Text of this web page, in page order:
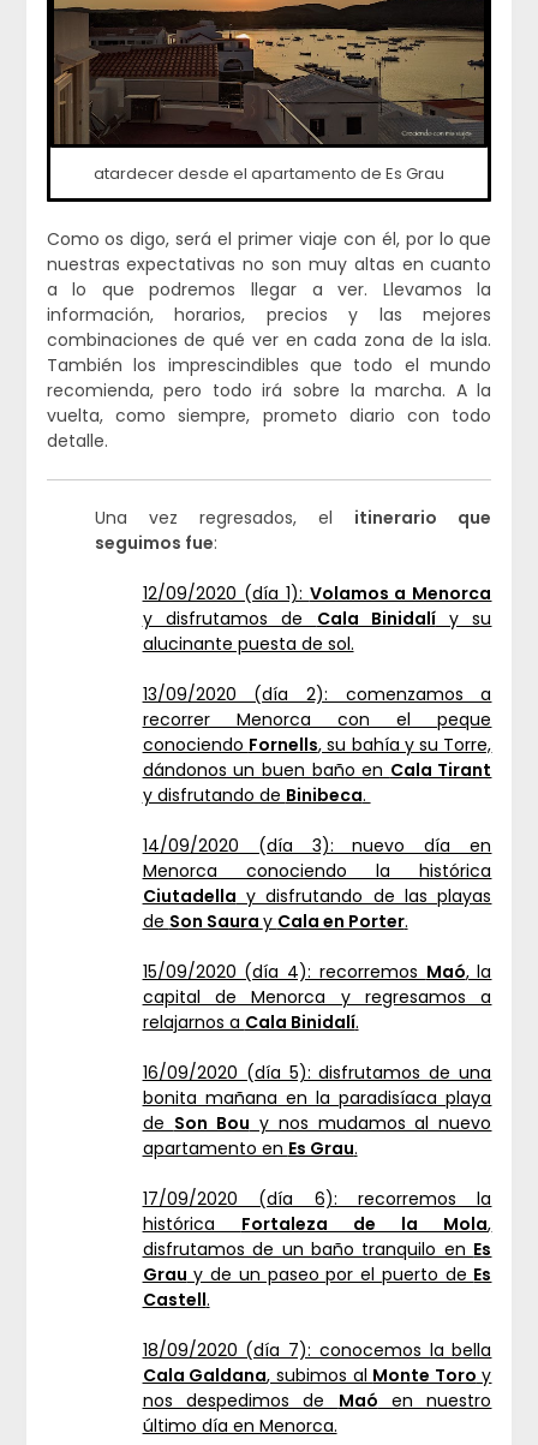
atardecer desde el apartamento de Es Grau
Como os digo, será el primer viaje con él, por lo que
nuestras expectativas no son muy altas en cuanto
a lo que podremos llegar a ver. Llevamos la
información, horarios, precios y las mejores
combinaciones de qué ver en cada zona de la isla.
También los imprescindibles que todo el mundo
recomienda, pero todo irá sobre la marcha. A la
vuelta, como siempre, prometo diario con todo
detalle.
Una vez regresados, el itinerario que
seguimos fue:
12/09/2020 (día 1): Volamos a Menorca
y disfrutamos de Cala Binidalíy su
alucinante puesta de sol.
13/09/2020 (día 2): comenzamos a
recorrer Menorca con el peque
conociendo Fornells, su bahía y su Torre,
dándonos un buen baño en Cala Tirant
y disfrutando de Binibeca.
14/09/2020 (día 3): nuevo día en
Menorca conociendo la histórica
Ciutadella y disfrutando de las playas
de Son Saura y Cala en Porter.
15/09/2020 (día 4): recorremos Maó, la
capital de Menorca y regresamos a
relajarnos a Cala Binidalí.
16/09/2020 (día 5): disfrutamos de una
bonita mañana en la paradisíaca playa
de Son Bou y nos mudamos al nuevo
apartamento en Es Grau.
17/09/2020 (día 6): recorremos la
histórica Fortaleza de la Mola,
disfrutamos de un baño tranquilo en Es
Grau y de un paseo por el puerto de Es
Castell.
18/09/2020 (día 7): conocemos la bella
Cala Galdana, subimos al Monte Toro y
nos despedimos de Maó en nuestro
último día en Menorca.